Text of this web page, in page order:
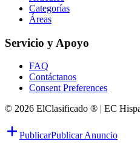
Categorías
Áreas
Servicio y Apoyo
FAQ
Contáctanos
Consent Preferences
© 2026 ElClasificado ® | EC
PublicarPublicar Anuncio